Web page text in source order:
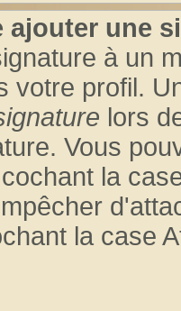
ajouter une
à un
votre profil.
lors
Vous
la
la case